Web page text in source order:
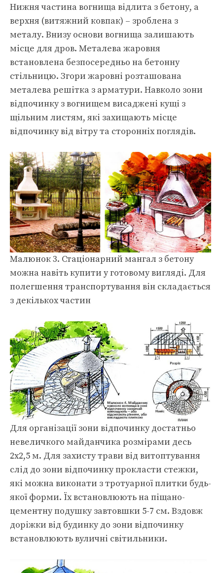
Нижня частина вогнища відлита з бетону, а
верхня (витяжний ковпак) – зроблена з
металу. Внизу основи вогнища залишають
місце для дров. Металева жаровня
встановлена безпосередньо на бетонну
стільницю. Згори жаровні розташована
металева решітка з арматури. Навколо зони
відпочинку з вогнищем висаджені кущі з
щільним листям, які захищають місце
відпочинку від вітру та сторонніх поглядів.
Малюнок 3. Стаціонарний мангал з бетону
можна навіть купити у готовому вигляді. Для
полегшення транспортування він складається
з декількох частин
Для організації зони відпочинку достатньо
невеличкого майданчика розмірами десь
2х2,5 м. Для захисту трави від витоптування
слід до зони відпочинку прокласти стежки,
які можна виконати з тротуарної плитки будь-
якої форми. Їх встановлюють на піщано-
цементну подушку завтовшки 5-7 см. Вздовж
доріжки від будинку до зони відпочинку
встановлюють вуличні світильники.